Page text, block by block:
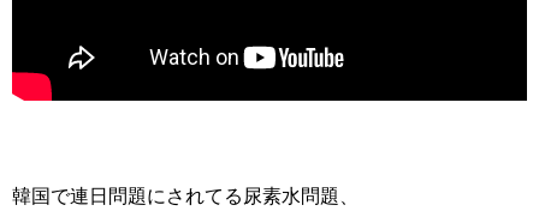
韓国で連日問題にされてる尿素水問題、